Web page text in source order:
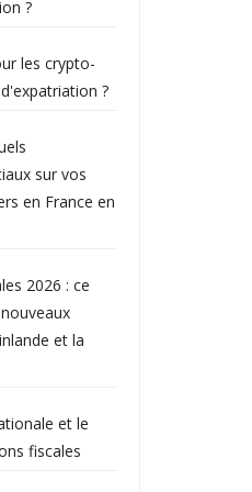
?
les crypto-
?
sur vos
en France en
2026 : ce
et la
et le
fiscales